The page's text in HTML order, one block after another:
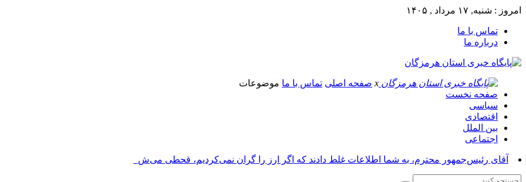
امروز : شنبه, ۱۷ مرداد , ۱۴۰۵
تماس با ما
درباره ما
x صفحه اصلی تماس با ما موضوعات
صفحه نخست
سیاسی
اقتصادی
بین الملل
اجتماعی
آقای رئیس‌جمهور محترم، به شما اطلاعات غلط دادند که اگر ارز را گران نمی‌کردیم، قحطی می‌شد_